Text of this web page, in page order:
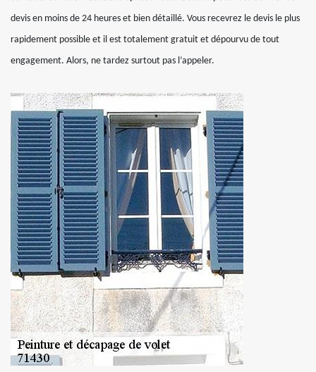
devis en moins de 24 heures et bien détaillé. Vous recevrez le devis le plus
rapidement possible et il est totalement gratuit et dépourvu de tout
engagement. Alors, ne tardez surtout pas l’appeler.